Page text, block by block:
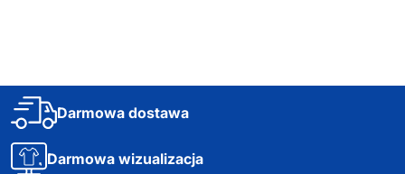
Darmowa dostawa
Darmowa wizualizacja